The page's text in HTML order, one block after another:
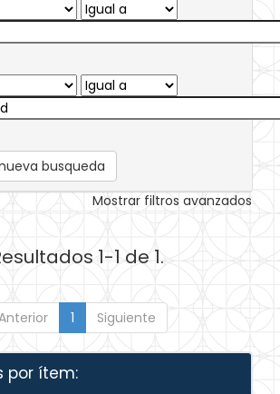
busqueda
Mostrar filtros avanzados
1-1 de 1.
1 Siguiente
por ítem: